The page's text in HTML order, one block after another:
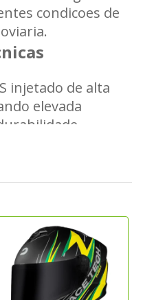
condicoes de
injetado de alta
elevada
material
garantindo
Possui sistema
que
ar e auxilia na